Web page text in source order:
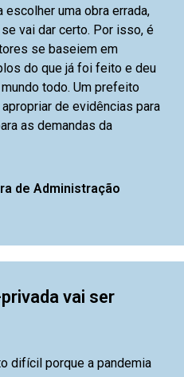
escolher uma obra errada,
vai dar certo. Por isso, é
se baseiem em
do que já foi feito e deu
todo. Um prefeito
de evidências para
as demandas da
de Administração
vai ser
difícil porque a pandemia